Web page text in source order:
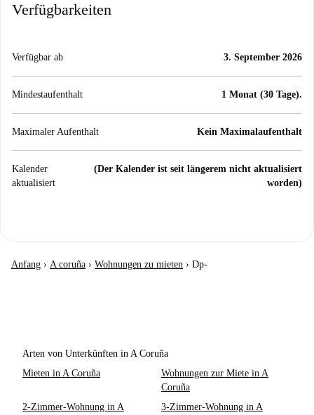
Verfügbarkeiten
Verfügbar ab 3. September 2026
Mindestaufenthalt 1 Monat (30 Tage).
Maximaler Aufenthalt Kein Maximalaufenthalt
Kalender
aktualisiert
(Der Kalender ist seit längerem nicht aktualisiert
worden)
Anfang › A coruña › Wohnungen zu mieten › Dp-
Arten von Unterkünften in A Coruña
Mieten in A Coruña
Wohnungen zur Miete in A
Coruña
2-Zimmer-Wohnung in A
3-Zimmer-Wohnung in A